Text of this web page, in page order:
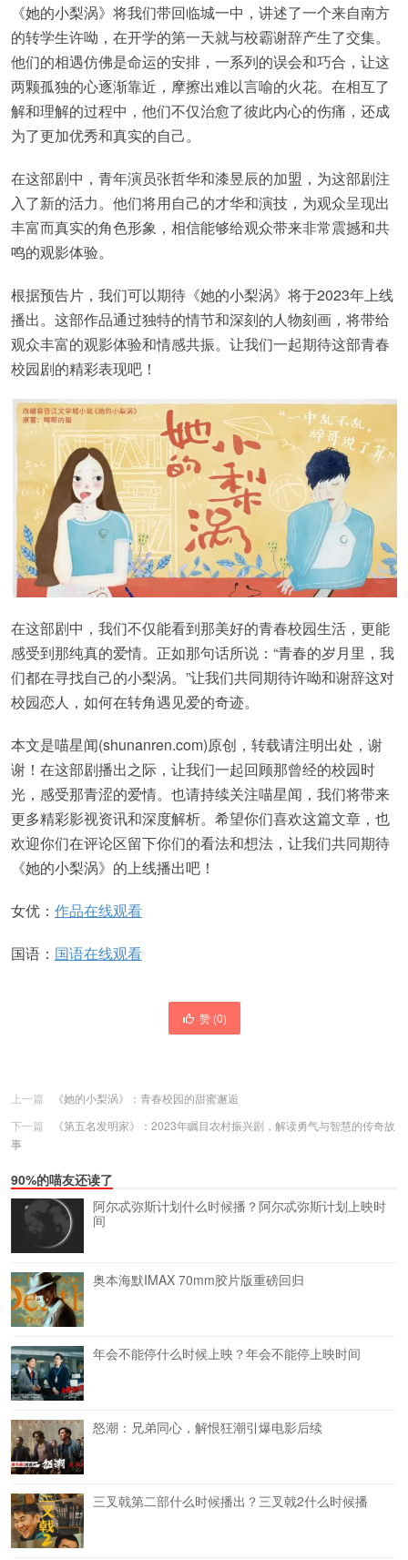
《她的小梨涡》将我们带回临城一中，讲述了一个来自南方
的转学生许呦，在开学的第一天就与校霸谢辞产生了交集。
他们的相遇仿佛是命运的安排，一系列的误会和巧合，让这
两颗孤独的心逐渐靠近，摩擦出难以言喻的火花。在相互了
解和理解的过程中，他们不仅治愈了彼此内心的伤痛，还成
为了更加优秀和真实的自己。
在这部剧中，青年演员张哲华和漆昱辰的加盟，为这部剧注
入了新的活力。他们将用自己的才华和演技，为观众呈现出
丰富而真实的角色形象，相信能够给观众带来非常震撼和共
鸣的观影体验。
根据预告片，我们可以期待《她的小梨涡》将于2023年上线
播出。这部作品通过独特的情节和深刻的人物刻画，将带给
观众丰富的观影体验和情感共振。让我们一起期待这部青春
校园剧的精彩表现吧！
在这部剧中，我们不仅能看到那美好的青春校园生活，更能
感受到那纯真的爱情。正如那句话所说：“青春的岁月里，我
们都在寻找自己的小梨涡。”让我们共同期待许呦和谢辞这对
校园恋人，如何在转角遇见爱的奇迹。
本文是喵星闻(shunanren.com)原创，转载请注明出处，谢
谢！在这部剧播出之际，让我们一起回顾那曾经的校园时
光，感受那青涩的爱情。也请持续关注喵星闻，我们将带来
更多精彩影视资讯和深度解析。希望你们喜欢这篇文章，也
欢迎你们在评论区留下你们的看法和想法，让我们共同期待
《她的小梨涡》的上线播出吧！
女优： 作品在线观看
国语： 国语在线观看
赞 (0)
上一篇
《她的小梨涡》：青春校园的甜蜜邂逅
下一篇
《第五名发明家》：2023年瞩目农村振兴剧，解读勇气与智慧的传奇故
事
90%的喵友还读了
阿尔忒弥斯计划什么时候播？阿尔忒弥斯计划上映时
间
奥本海默IMAX 70mm胶片版重磅回归
年会不能停什么时候上映？年会不能停上映时间
怒潮：兄弟同心，解恨狂潮引爆电影后续
三叉戟第二部什么时候播出？三叉戟2什么时候播